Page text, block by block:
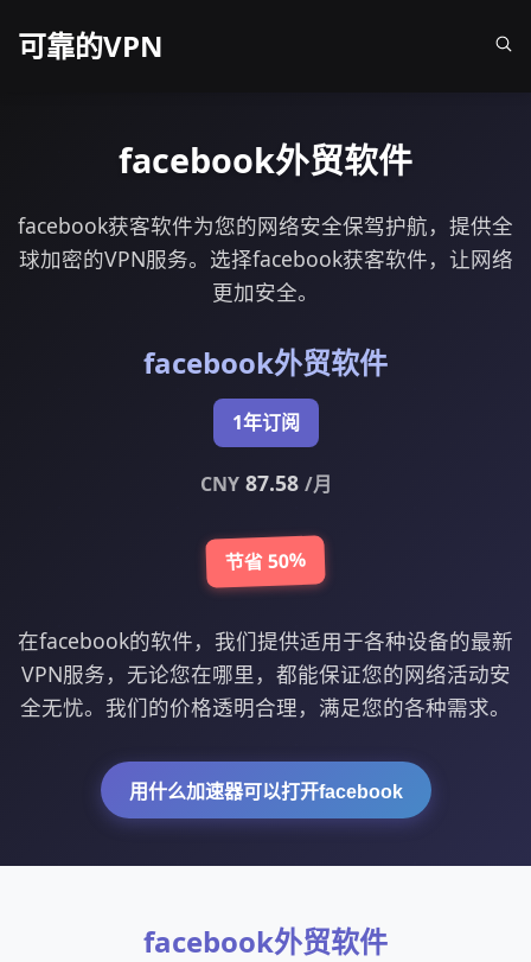
可靠的VPN
facebook外贸软件
facebook获客软件为您的网络安全保驾护航，提供全
球加密的VPN服务。选择facebook获客软件，让网络
更加安全。
facebook外贸软件
1年订阅
CNY87.58 /月
节省 50%
在facebook的软件，我们提供适用于各种设备的最新
VPN服务，无论您在哪里，都能保证您的网络活动安
全无忧。我们的价格透明合理，满足您的各种需求。
用什么加速器可以打开facebook
facebook外贸软件